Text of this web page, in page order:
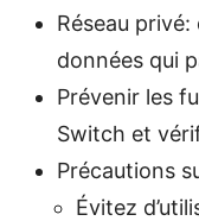
Réseau
données qui
Prévenir les
Switch et
Précautions
Évitez